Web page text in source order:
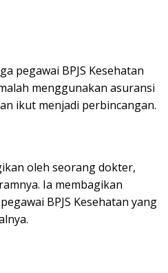
pegawai BPJS Kesehatan
menggunakan asuransi
ikut menjadi perbincangan.
oleh seorang dokter,
Ia membagikan
BPJS Kesehatan yang